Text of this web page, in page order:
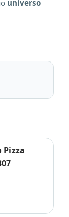
universo
Pizza